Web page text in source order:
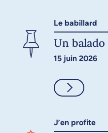
Le babillard
Un
15 juin 2026
Consulter
J’en profite